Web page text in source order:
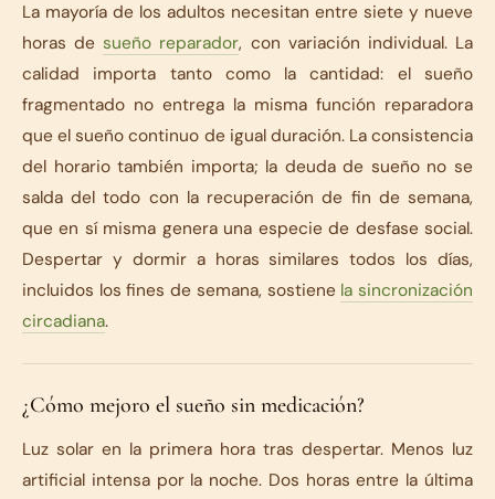
La mayoría de los adultos necesitan entre siete y nueve
horas de sueño reparador, con variación individual. La
calidad importa tanto como la cantidad: el sueño
fragmentado no entrega la misma función reparadora
que el sueño continuo de igual duración. La consistencia
del horario también importa; la deuda de sueño no se
salda del todo con la recuperación de fin de semana,
que en sí misma genera una especie de desfase social.
Despertar y dormir a horas similares todos los días,
incluidos los fines de semana, sostiene la sincronización
circadiana.
¿Cómo mejoro el sueño sin medicación?
Luz solar en la primera hora tras despertar. Menos luz
artificial intensa por la noche. Dos horas entre la última